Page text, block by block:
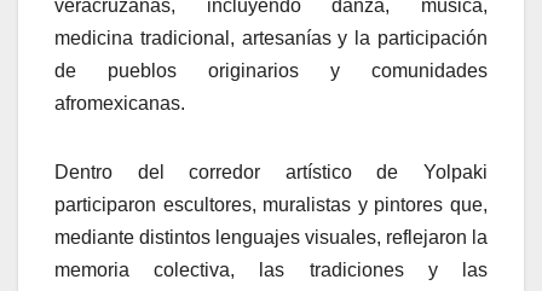
veracruzanas, incluyendo danza, música,
medicina tradicional, artesanías y la participación
de pueblos originarios y comunidades
afromexicanas.
Dentro del corredor artístico de Yolpaki
participaron escultores, muralistas y pintores que,
mediante distintos lenguajes visuales, reflejaron la
memoria colectiva, las tradiciones y las